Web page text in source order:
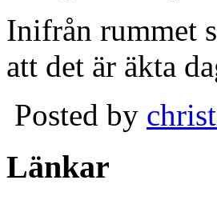
Inifrån rummet
att det är äkta
Posted by
Länkar